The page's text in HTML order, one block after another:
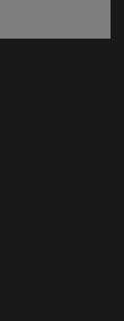
ventana)